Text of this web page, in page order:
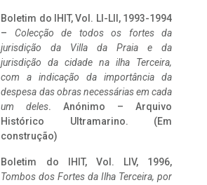
Boletim do IHIT, Vol. LI-LII, 1993-1994
– Colecção de todos os fortes da
jurisdição da Villa da Praia e da
jurisdição da cidade na ilha Terceira,
com a indicação da importância da
despesa das obras necessárias em cada
um deles. Anónimo – Arquivo
Histórico Ultramarino. (Em
construção)
Boletim do IHIT, Vol. LIV, 1996,
Tombos dos Fortes da Ilha Terceira, por